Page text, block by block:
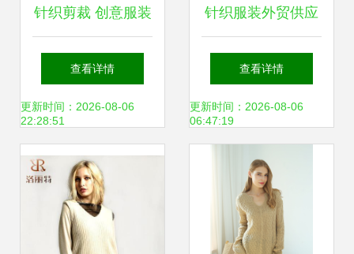
针织剪裁 创意服装
设计中的革新艺术
查看详情
更新时间：2026-08-06
22:28:51
针织服装外贸供应
新机遇 借助慧聪网
等平台拓展全球市
查看详情
更新时间：2026-08-06
06:47:19